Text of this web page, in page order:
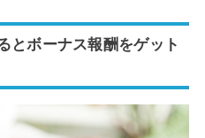
とボーナス報酬をゲット